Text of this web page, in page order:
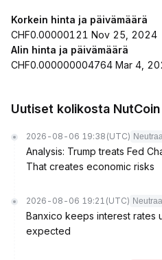
Korkein hinta ja päivämäärä
CHF0.00000121 Nov 25, 2024
Alin hinta ja päivämäärä
CHF0.000000004764 Mar 4,
Uutiset kolikosta NutCoin
2026-08-06 19:38 (UTC)
Analysis: Trump treats Fed
That creates economic risks
2026-08-06 19:21 (UTC)
Banxico keeps interest rates
expected